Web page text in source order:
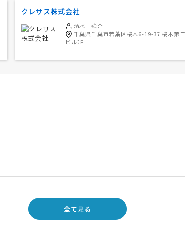
クレサス株式会社
清水 強介
千葉県千葉市若葉区桜木6-19-37 桜木第二
ビル2F
全て見る